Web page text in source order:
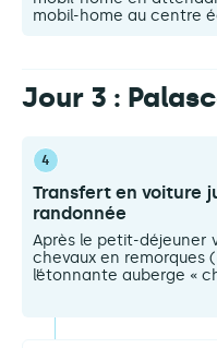
mobil-home au centre
Jour 3 :
4
Transfert en voiture
randonnée
Après le petit-déjeuner
chevaux en remorques
l’étonnante auberge «